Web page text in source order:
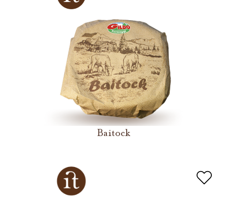
Baitock